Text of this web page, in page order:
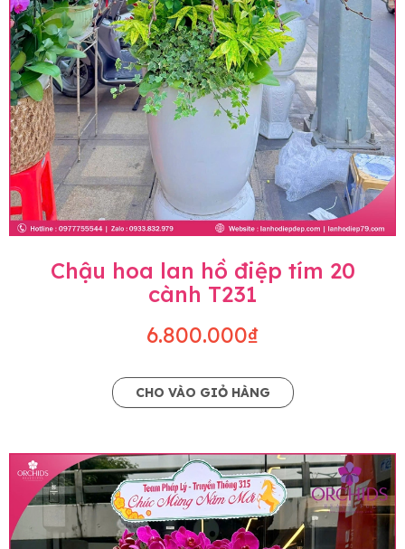
Chậu hoa lan hồ điệp tím 20
cành T231
6.800.000₫
CHO VÀO GIỎ HÀNG